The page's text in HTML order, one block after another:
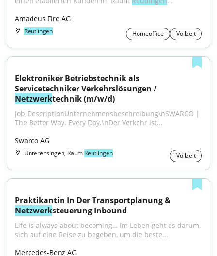
Amadeus Fire AG
Reutlingen Homeoffice Vollzeit
Elektroniker Betriebstechnik als
Netzwerktechnik (m/w/d)
Job DescriptionUnternehmensbeschreibung\nSWARCO |
The Better Way. Every Day.\nDer Verkehr ist...
Swarco AG
Unterensingen, Raum Reutlingen Vollzeit
Netzwerksteuerung Inbound
Life is always about becoming… Im Leben geht es darum,
sich auf eine Reise zu begeben, um die beste...
Mercedes-Benz AG